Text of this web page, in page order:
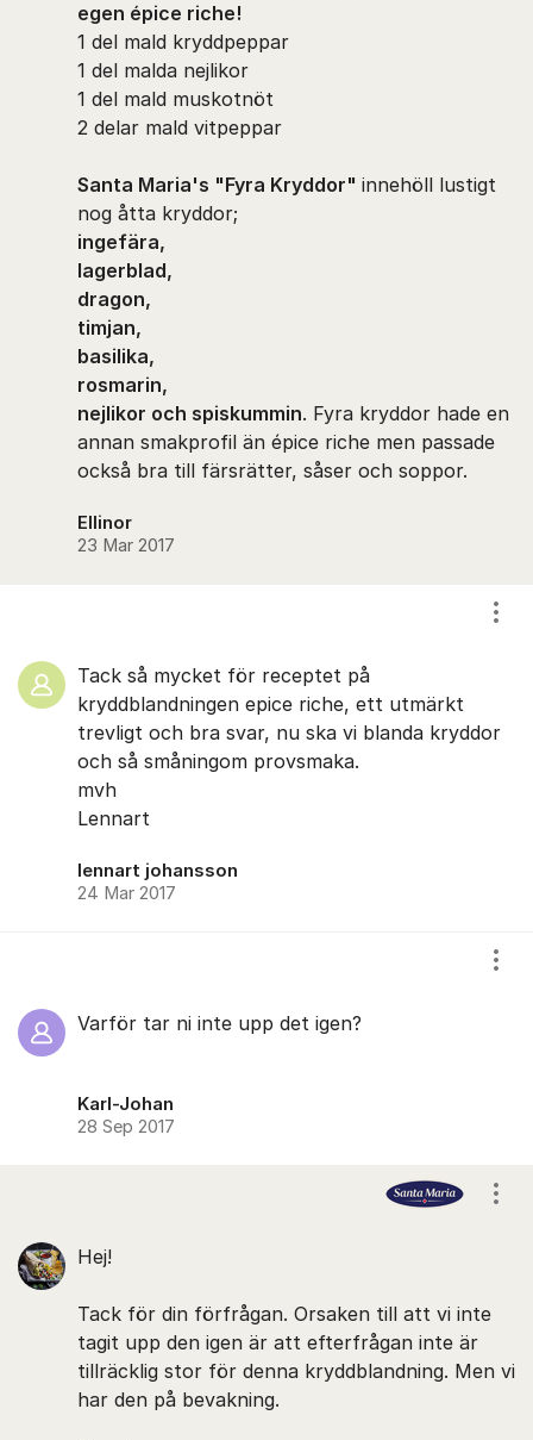
egen épice riche!
1 del mald kryddpeppar
1 del malda nejlikor
1 del mald muskotnöt
2 delar mald vitpeppar
Santa Maria's "Fyra Kryddor" innehöll lustigt
nog åtta kryddor;
ingefära,
lagerblad,
dragon,
timjan,
basilika,
rosmarin,
nejlikor och spiskummin. Fyra kryddor hade en
annan smakprofil än épice riche men passade
också bra till färsrätter, såser och soppor.
Ellinor
23 Mar 2017
Tack så mycket för receptet på
kryddblandningen epice riche, ett utmärkt
trevligt och bra svar, nu ska vi blanda kryddor
och så småningom provsmaka.
mvh
Lennart
lennart johansson
24 Mar 2017
Varför tar ni inte upp det igen?
Karl-Johan
28 Sep 2017
Hej!
Tack för din förfrågan. Orsaken till att vi inte
tagit upp den igen är att efterfrågan inte är
tillräcklig stor för denna kryddblandning. Men vi
har den på bevakning.